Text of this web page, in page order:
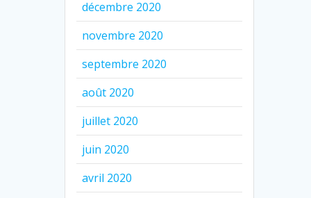
décembre 2020
novembre 2020
septembre 2020
août 2020
juillet 2020
juin 2020
avril 2020